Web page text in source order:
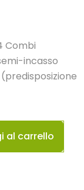
Combi
incasso
al carrello